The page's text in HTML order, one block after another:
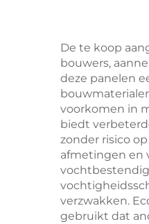
De te koop
bouwers,
deze panelen
voorkomen in
biedt
zonder risico
afmetingen en
verzwakken.
gebruikt dat